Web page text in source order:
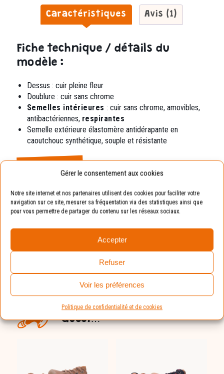
Gérer le consentement aux cookies
Notre site internet et nos partenaires utilisent des cookies pour faciliter votre
navigation sur ce site, mesurer sa fréquentation via des statistiques ainsi que
pour vous permettre de partager du contenu sur les réseaux sociaux.
Accepter
Refuser
Voir les préférences
Politique de confidentialité et de cookies
Caractéristiques Avis (1)
Exemple
Pointure de votre enfant : 19.
Pointure conseillée : 20 (en prenant compte de la
marge de croissance).
La chaussure sera toujours
adaptée aux pieds de vos enfants.
Fiche technique / détails du
modèle :
Dessus : cuir pleine fleur
Doublure : cuir sans chrome
Semelles intérieures : cuir sans chrome, amovibles,
antibactériennes, respirantes
Semelle extérieure élastomère antidérapante en
caoutchouc synthétique, souple et résistante
Vous aimerez peut-être
aussi…